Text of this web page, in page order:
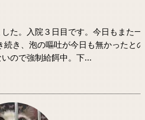
た。入院３日目です。今日もまた一
き、泡の嘔吐が今日も無かったと
ので強制給餌中。下...